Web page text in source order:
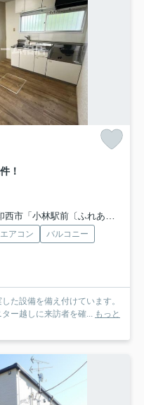
！
れあいバス〕」 停歩4分車11分 5.4km
エアコン
バルコニー
た設備を備え付けています。
ー越しに来訪者を確... もっと